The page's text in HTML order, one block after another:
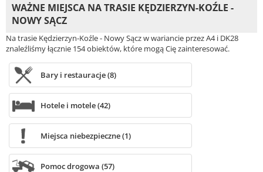
WAŻNE MIEJSCA NA TRASIE KĘDZIERZYN-KOŹLE -
NOWY SĄCZ
Na trasie Kędzierzyn-Koźle - Nowy Sącz w wariancie przez A4 i DK28
znaleźliśmy łącznie 154 obiektów, które mogą Cię zainteresować.
Bary i restauracje (8)
Hotele i motele (42)
Miejsca niebezpieczne (1)
Pomoc drogowa (57)